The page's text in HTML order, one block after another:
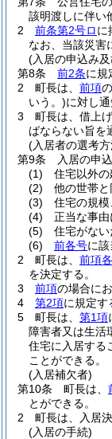
該明渡しに伴い
2
前条第2号ロに
なお、当該災害
(入居の申込み
第8条
前2条に規
2
町長は、 前項
いう。)に対し通
3
町長は、借上
ばならない旨を
(入居者の選考
第9条
入居の申
(1)
住宅以外
(2)
他の世帯
(3)
住宅の規
(4)
正当な事
(5)
住宅がな
(6)
前各号に
2
町長は、 前項
を決定する。
3
前項の場合に
4
第2項に規定す
5
町長は、 第1項
障害者又は生活
住宅に入居する
ことができる。
(入居補欠者)
第10条
町長は、
とができる。
2
町長は、入居
(入居の手続)